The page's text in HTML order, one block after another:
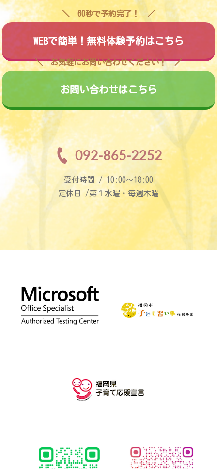
60秒で予約完了！
WEBで簡単！無料体験予約はこちら
お気軽にお問い合わせください！
お問い合わせはこちら
092-865-2252
受付時間 / 10:00〜18:00
定休日 /第１水曜・毎週木曜